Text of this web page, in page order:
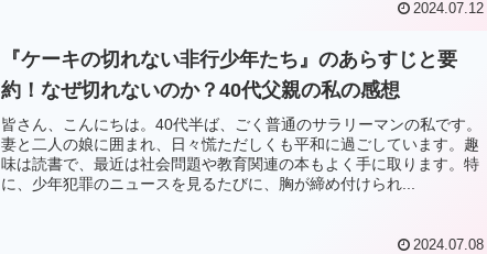
2024.07.12
『ケーキの切れない非行少年たち』のあらすじと要
約！なぜ切れないのか？40代父親の私の感想
皆さん、こんにちは。40代半ば、ごく普通のサラリーマンの私です。
妻と二人の娘に囲まれ、日々慌ただしくも平和に過ごしています。趣
味は読書で、最近は社会問題や教育関連の本もよく手に取ります。特
に、少年犯罪のニュースを見るたびに、胸が締め付けられ...
2024.07.08